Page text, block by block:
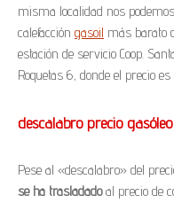
misma localidad nos
calefacción gasoil más barato
estación de servicio Coop.
Roquetas 6, donde el precio
descalabro precio
Pese al «descalabro» del
se ha trasladadoal precio de